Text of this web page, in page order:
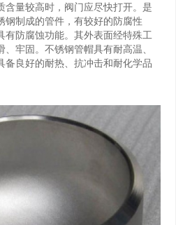
含量较高时，阀门应尽快打开。是
钢制成的管件，有较好的防腐性
有防腐蚀功能。其外表面经特殊工
牢固。不锈钢管帽具有耐高温、
备良好的耐热、抗冲击和耐化学品